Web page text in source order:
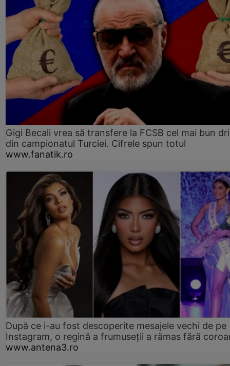
Gigi Becali vrea să transfere la FCSB cel mai bun
din campionatul Turciei. Cifrele spun totul
www.fanatik.ro
După ce i-au fost descoperite mesajele vechi de pe
Instagram, o regină a frumuseții a rămas fără
www.antena3.ro